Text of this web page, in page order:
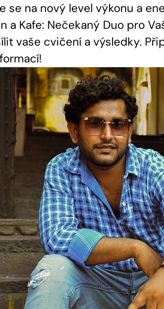
se na nový level výkonu a
a Kafe: Nečekaný Duo pro
vaše cvičení a výsledky.